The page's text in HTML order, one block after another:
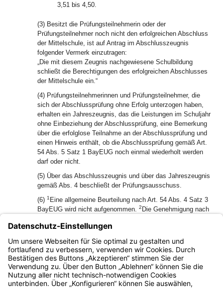
3,51 bis 4,50.
(3) Besitzt die Prüfungsteilnehmerin oder der
Prüfungsteilnehmer noch nicht den erfolgreichen Abschluss
der Mittelschule, ist auf Antrag im Abschlusszeugnis
folgender Vermerk einzutragen:
„Die mit diesem Zeugnis nachgewiesene Schulbildung
schließt die Berechtigungen des erfolgreichen Abschlusses
der Mittelschule ein.“
(4) Prüfungsteilnehmerinnen und Prüfungsteilnehmer, die
sich der Abschlussprüfung ohne Erfolg unterzogen haben,
erhalten ein Jahreszeugnis, das die Leistungen im Schuljahr
ohne Einbeziehung der Abschlussprüfung, eine Bemerkung
über die erfolglose Teilnahme an der Abschlussprüfung und
einen Hinweis enthält, ob die Abschlussprüfung gemäß Art.
54 Abs. 5 Satz 1 BayEUG noch einmal wiederholt werden
darf oder nicht.
(5) Über das Abschlusszeugnis und über das Jahreszeugnis
gemäß Abs. 4 beschließt der Prüfungsausschuss.
(6) 1 Eine allgemeine Beurteilung nach Art. 54 Abs. 4 Satz 3
BayEUG wird nicht aufgenommen. 2 Die Genehmigung nach
Schulaufsichtsbehörde.
(7) Eine bestandene Abschlussprüfung kann nicht
wiederholt werden.
Bayern.de